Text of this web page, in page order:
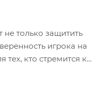
только защитить
игрока на
тех, кто стремится к